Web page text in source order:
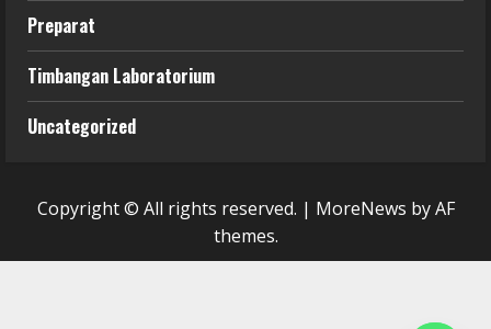
Preparat
Timbangan Laboratorium
Uncategorized
Copyright © All rights reserved. | MoreNews by AF
themes.